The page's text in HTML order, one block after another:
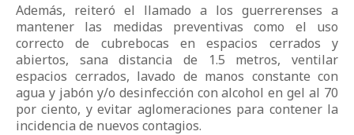
Además, reiteró el llamado a los guerrerenses a
mantener las medidas preventivas como el uso
correcto de cubrebocas en espacios cerrados y
abiertos, sana distancia de 1.5 metros, ventilar
espacios cerrados, lavado de manos constante con
agua y jabón y/o desinfección con alcohol en gel al 70
por ciento, y evitar aglomeraciones para contener la
incidencia de nuevos contagios.